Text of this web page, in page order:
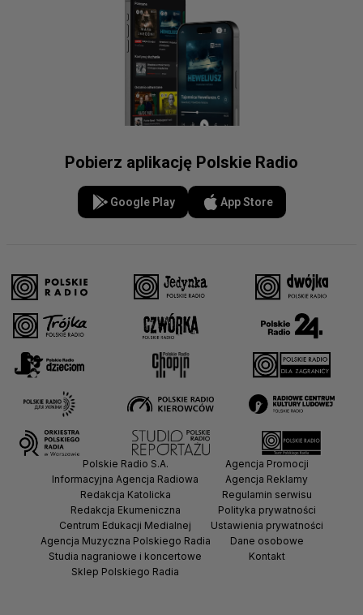
Pobierz aplikację Polskie Radio
Google Play App Store
Polskie Radio S.A.
Informacyjna Agencja Radiowa
Redakcja Katolicka
Redakcja Ekumeniczna
Centrum Edukacji Medialnej
Agencja Muzyczna Polskiego Radia
Studia nagraniowe i koncertowe
Sklep Polskiego Radia
Agencja Promocji
Agencja Reklamy
Regulamin serwisu
Polityka prywatności
Ustawienia prywatności
Dane osobowe
Kontakt